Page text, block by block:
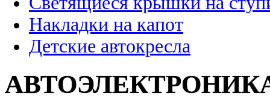
Накладки на капот
Детские автокресла